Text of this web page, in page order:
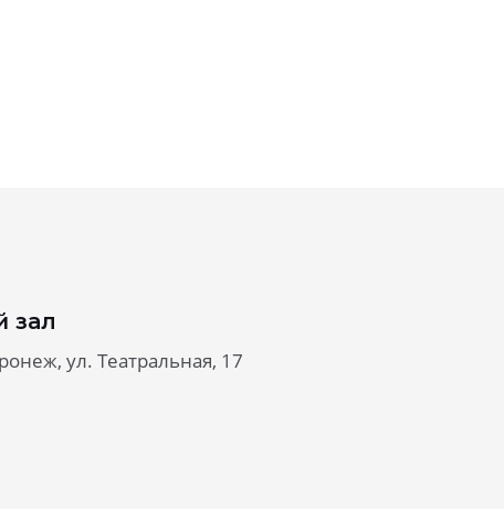
зал
ул. Театральная, 17